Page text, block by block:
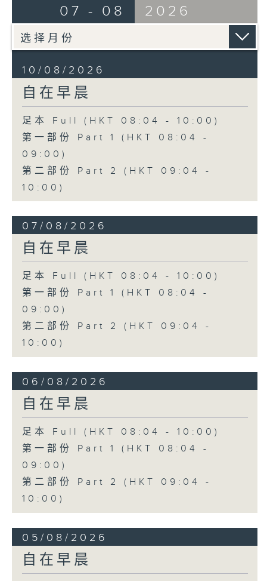
07 - 08 2026
10/08/2026
自在早晨
足本 Full (HKT 08:04 - 10:00)
第一部份 Part 1 (HKT 08:04 -
09:00)
第二部份 Part 2 (HKT 09:04 -
10:00)
07/08/2026
自在早晨
足本 Full (HKT 08:04 - 10:00)
第一部份 Part 1 (HKT 08:04 -
09:00)
第二部份 Part 2 (HKT 09:04 -
10:00)
06/08/2026
自在早晨
足本 Full (HKT 08:04 - 10:00)
第一部份 Part 1 (HKT 08:04 -
09:00)
第二部份 Part 2 (HKT 09:04 -
10:00)
05/08/2026
自在早晨